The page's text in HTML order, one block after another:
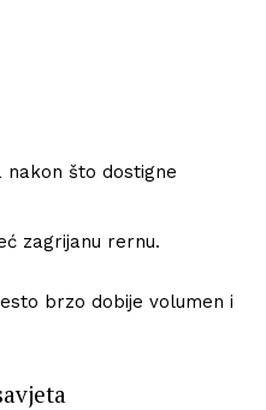
što dostigne
zagrijanu rernu.
brzo dobije volumen i